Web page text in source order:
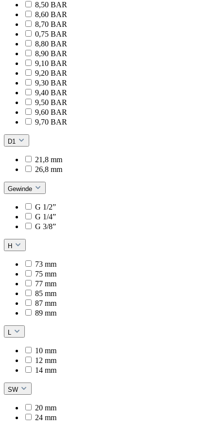
8,50 BAR
8,60 BAR
8,70 BAR
0,75 BAR
8,80 BAR
8,90 BAR
9,10 BAR
9,20 BAR
9,30 BAR
9,40 BAR
9,50 BAR
9,60 BAR
9,70 BAR
D1
21,8 mm
26,8 mm
Gewinde
G 1/2”
G 1/4”
G 3/8”
H
73 mm
75 mm
77 mm
85 mm
87 mm
89 mm
L
10 mm
12 mm
14 mm
SW
20 mm
24 mm